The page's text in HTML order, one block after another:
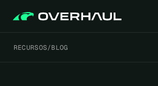
RECURSOS/BLOG